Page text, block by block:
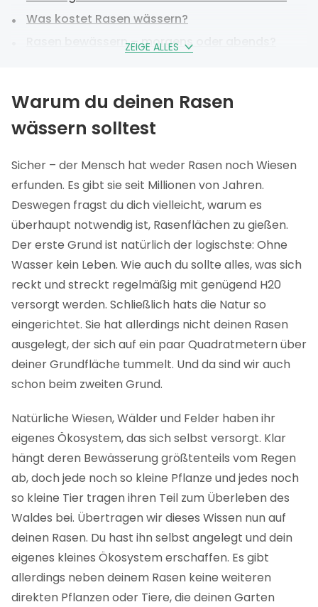
ZEIGE ALLES
Was kostet Rasen wässern?
Rasen bewässern – morgens oder abends?
Rasen ist nicht gleich Rasen
Warum du deinen Rasen
wässern solltest
Sicher – der Mensch hat weder Rasen noch Wiesen
erfunden. Es gibt sie seit Millionen von Jahren.
Deswegen fragst du dich vielleicht, warum es
überhaupt notwendig ist, Rasenflächen zu gießen.
Der erste Grund ist natürlich der logischste: Ohne
Wasser kein Leben. Wie auch du sollte alles, was sich
reckt und streckt regelmäßig mit genügend H20
versorgt werden. Schließlich hats die Natur so
eingerichtet. Sie hat allerdings nicht deinen Rasen
ausgelegt, der sich auf ein paar Quadratmetern über
deiner Grundfläche tummelt. Und da sind wir auch
schon beim zweiten Grund.
Natürliche Wiesen, Wälder und Felder haben ihr
eigenes Ökosystem, das sich selbst versorgt. Klar
hängt deren Bewässerung größtenteils vom Regen
ab, doch jede noch so kleine Pflanze und jedes noch
so kleine Tier tragen ihren Teil zum Überleben des
Waldes bei. Übertragen wir dieses Wissen nun auf
deinen Rasen. Du hast ihn selbst angelegt und dein
eigenes kleines Ökosystem erschaffen. Es gibt
allerdings neben deinem Rasen keine weiteren
direkten Pflanzen oder Tiere, die deinen Garten